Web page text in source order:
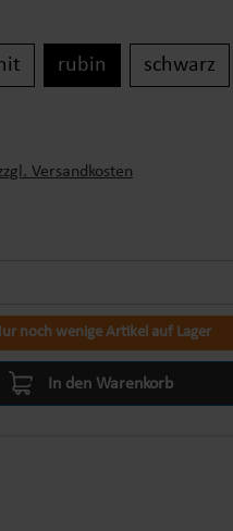
rubin schwarz
Versandkosten
noch wenige Artikel auf Lager
In den Warenkorb